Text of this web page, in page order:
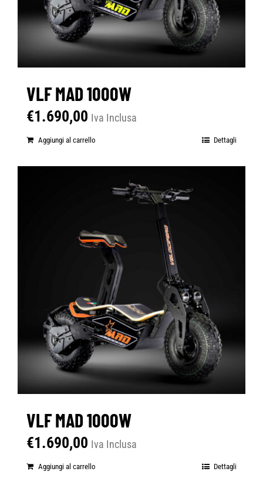
VLF MAD 1000W
€1.690,00 Iva Inclusa
Aggiungi al carrello Dettagli
VLF MAD 1000W
€1.690,00 Iva Inclusa
Aggiungi al carrello Dettagli